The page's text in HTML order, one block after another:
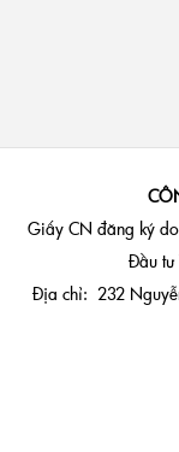
Giấy CN đăng ký
Đầu
Địa chỉ: 232